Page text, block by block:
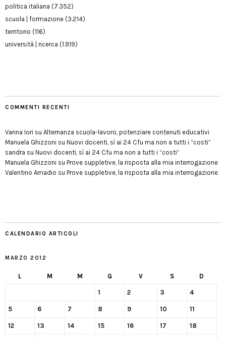
politica italiana (7.352)
scuola | formazione (3.214)
territorio (116)
università | ricerca (1.919)
COMMENTI RECENTI
Vanna Iori su Alternanza scuola-lavoro, potenziare contenuti educativi
Manuela Ghizzoni su Nuovi docenti, sì ai 24 Cfu ma non a tutti i “costi”
sandra su Nuovi docenti, sì ai 24 Cfu ma non a tutti i “costi”
Manuela Ghizzoni su Prove suppletive, la risposta alla mia interrogazione
Valentino Amadio su Prove suppletive, la risposta alla mia interrogazione
CALENDARIO ARTICOLI
MARZO 2012
L M M G V S D
1 2 3 4
5 6 7 8 9 10 11
12 13 14 15 16 17 18